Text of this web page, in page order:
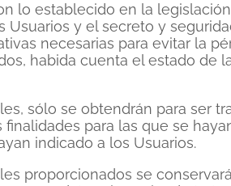
lo establecido en la
Usuarios y el secreto y
necesarias para evitar la
habida cuenta el estado de
sólo se obtendrán para ser
para las que se
indicado a los Usuarios.
proporcionados se